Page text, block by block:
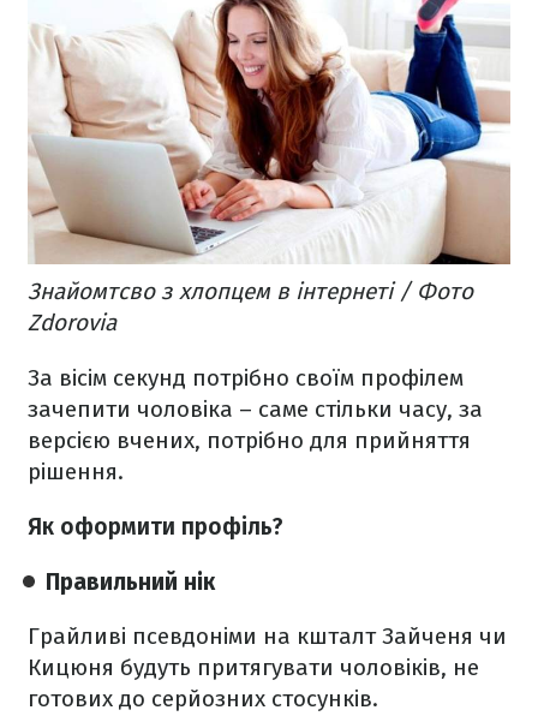
Знайомтсво з хлопцем в інтернеті / Фото
Zdorovia
За вісім секунд потрібно своїм профілем
зачепити чоловіка – саме стільки часу, за
версією вчених, потрібно для прийняття
рішення.
Як оформити профіль?
Правильний нік
Грайливі псевдоніми на кшталт Зайченя чи
Кицюня будуть притягувати чоловіків, не
готових до серйозних стосунків.